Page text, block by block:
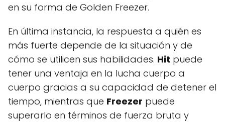
en su forma de Golden Freezer.
En última instancia, la respuesta a quién es
más fuerte depende de la situación y de
cómo se utilicen sus habilidades. Hit puede
tener una ventaja en la lucha cuerpo a
cuerpo gracias a su capacidad de detener el
tiempo, mientras que Freezer puede
superarlo en términos de fuerza bruta y